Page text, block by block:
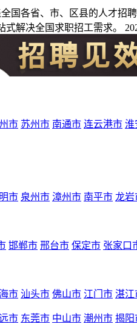
国各省、市、区县的人才
解决全国求职招工需求。
市 苏州市 南通市 连云港市 淮
市 泉州市 漳州市 南平市 龙岩
邯郸市 邢台市 保定市 张家口
市 汕头市 佛山市 江门市 湛江
市 东莞市 中山市 潮州市 揭阳